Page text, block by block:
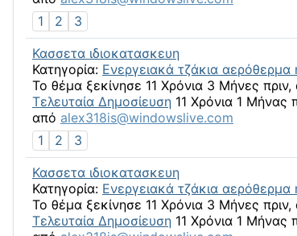
1
2
3
Κασσετα ιδιοκατασκευη
Κατηγορία: Ενεργειακά τζάκια αερόθερμα
Το θέμα ξεκίνησε 11 Χρόνια 3 Μήνες πριν,
Τελευταία Δημοσίευση 11 Χρόνια 1 Μήνας
από alex318is@windowslive.com
1
2
3
Κασσετα ιδιοκατασκευη
Κατηγορία: Ενεργειακά τζάκια αερόθερμα
Το θέμα ξεκίνησε 11 Χρόνια 3 Μήνες πριν,
Τελευταία Δημοσίευση 11 Χρόνια 1 Μήνας